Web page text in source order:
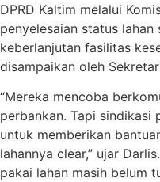
DPRD Kaltim melalui
penyelesaian status
keberlanjutan fasilitas
disampaikan oleh
“Mereka mencoba
perbankan. Tapi sindikasi
untuk memberikan
lahannya clear,” ujar
pakai lahan masih belum